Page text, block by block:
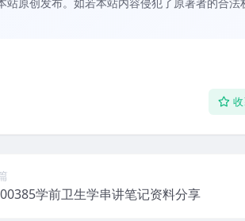
学前卫生学串讲笔记资料分享